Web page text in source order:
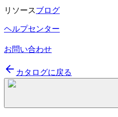
リソースブログ
ヘルプセンター
お問い合わせ
カタログに戻る